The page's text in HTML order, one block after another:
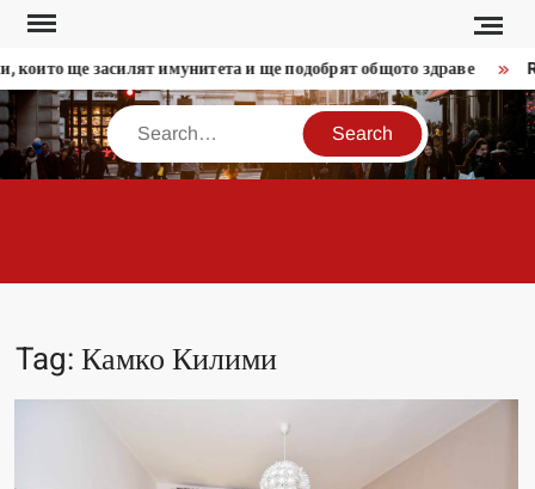
Skip
content
които ще засилят имунитета и ще подобрят общото здраве
Search
Tag:Камко Килими